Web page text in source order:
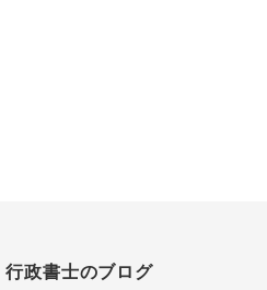
行政書士のブログ